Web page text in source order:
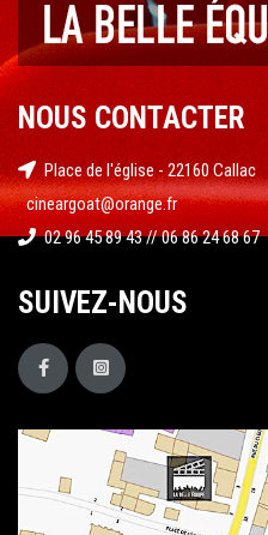
NOUS CONTACTER
Place de l'église - 22160 Callac
cineargoat@orange.fr
02 96 45 89 43 // 06 86 24 68 67
SUIVEZ-NOUS